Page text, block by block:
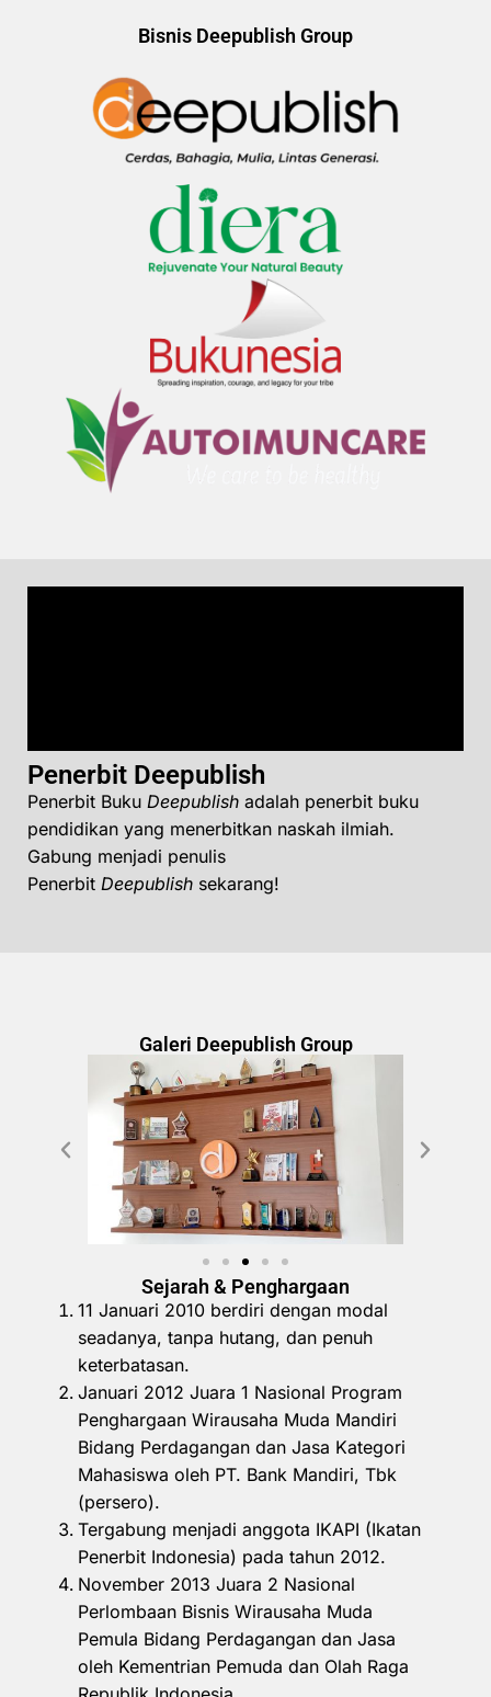
Bisnis Deepublish Group
Penerbit Deepublish
Penerbit Buku Deepublish adalah penerbit buku
pendidikan yang menerbitkan naskah ilmiah.
Gabung menjadi penulis
Penerbit Deepublish sekarang!
Galeri Deepublish Group
Sejarah & Penghargaan
11 Januari 2010 berdiri dengan modal
seadanya, tanpa hutang, dan penuh
keterbatasan.
Januari 2012 Juara 1 Nasional Program
Penghargaan Wirausaha Muda Mandiri
Bidang Perdagangan dan Jasa Kategori
Mahasiswa oleh PT. Bank Mandiri, Tbk
(persero).
Tergabung menjadi anggota IKAPI (Ikatan
Penerbit Indonesia) pada tahun 2012.
November 2013 Juara 2 Nasional
Perlombaan Bisnis Wirausaha Muda
Pemula Bidang Perdagangan dan Jasa
oleh Kementrian Pemuda dan Olah Raga